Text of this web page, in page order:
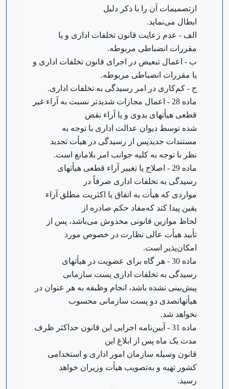
از‌تصمیمات آن را با ذکر دلیل
ابطال می‌نماید.
‌الف - عدم رعایت قانون تخلفات اداری و یا
مقررات انضباطی مربوطه.
ب - اعمال تبعیض در اجرای قانون تخلفات اداری و
یا مقررات انضباطی مربوطه.
ج - کم‌کاری در امر رسیدگی به تخلفات اداری.
‌ماده 28 - اعمال مجازات شدیدتر نسبت به آراء غیر
قطعی هیأتهای بدوی و یا آراء نقض
شده توسط دیوان عدالت اداری با توجه به
مستندات جدید‌پس از رسیدگی در هیأت تجدید
نظر با توجه به کلیه جوانب امر بلامانع است.
‌ماده 29 - اصلاح یا تغییر آراء قطعی هیأتهای
رسیدگی به تخلفات اداری صرفاً در
مواردی که هیأت به اتفاق یا اکثریت مطلق آراء
یقین پیدا کند که‌مفاد حکم صادره از
لحاظ موازین قانونی مخدوش می‌باشد، پس از
تأیید هیأت عالی نظارت در خصوص مورد
امکان‌پذیر است.
‌ماده 30 - هر گاه برای عضویت در هیأتهای
رسیدگی به تخلفات اداری پست سازمانی
پیش‌بینی نشده باشد، انجام وظیفه به هر عنوان در
هیأتها‌تصدی دو پست سازمانی محسوب
نخواهد شد.
‌ماده 31 - آیین‌نامه اجرایی این قانون حداکثر ظرف
مدت یک ماه پس از ابلاغ این
قانون وسیله سازمان امور اداری و استخدامی
کشور تهیه و به‌تصویب هیأت وزیران خواهد
رسید.